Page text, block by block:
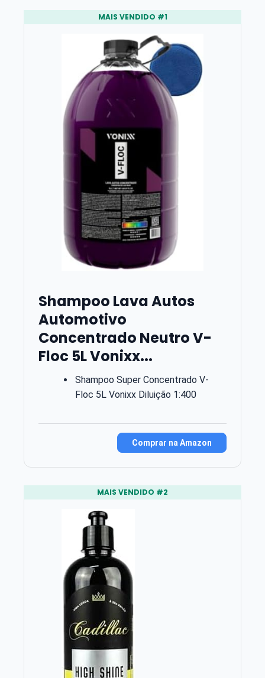
MAIS VENDIDO #1
Shampoo Lava Autos
Automotivo
Concentrado Neutro V-
Floc 5L Vonixx...
Shampoo Super Concentrado V-
Floc 5L Vonixx Diluição 1:400
Comprar na Amazon
MAIS VENDIDO #2